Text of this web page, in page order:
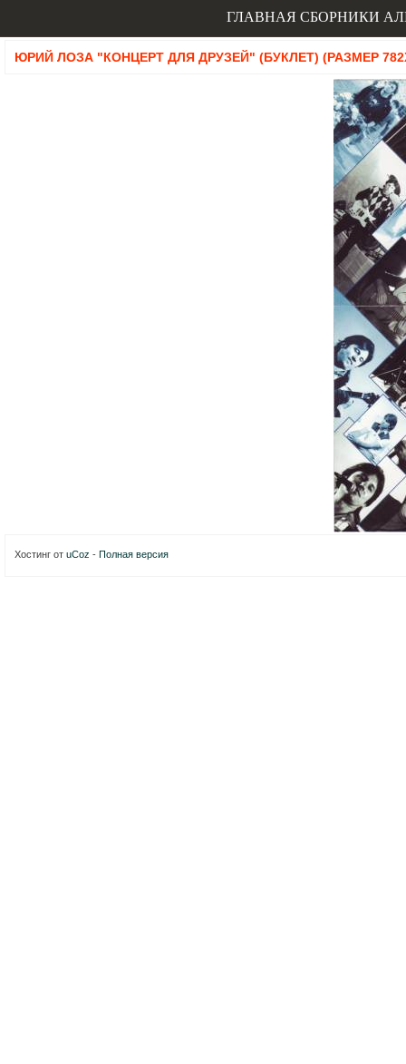
ГЛАВНАЯ СБОРНИКИ
ЮРИЙ ЛОЗА "КОНЦЕРТ ДЛЯ ДРУЗЕЙ" (БУКЛЕТ) (РАЗМЕР
Хостинг от uCoz - Полная версия